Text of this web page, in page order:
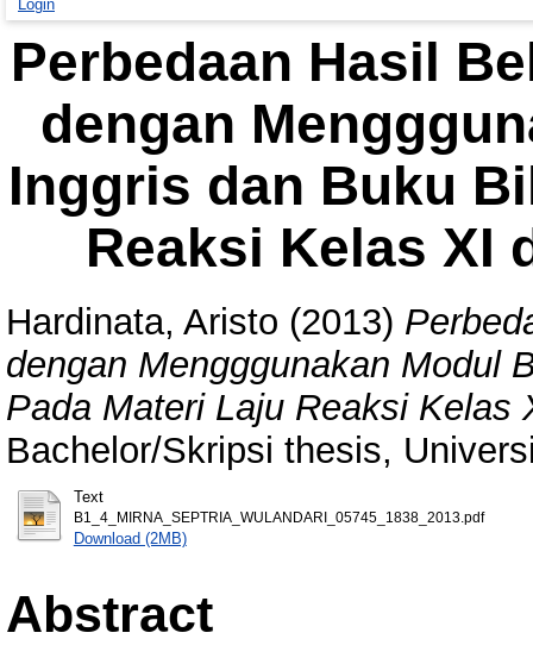
Login
Perbedaan Hasil
dengan
Inggris dan Buku
Reaksi Kelas XI
Hardinata, Aristo (2013)
dengan Mengggunakan Modul
Pada Materi Laju Reaksi Kelas
Bachelor/Skripsi thesis,
Text
B1_4_MIRNA_SEPTRIA_WULANDARI_05745_1838_2013.pdf
Download (2MB)
Abstract